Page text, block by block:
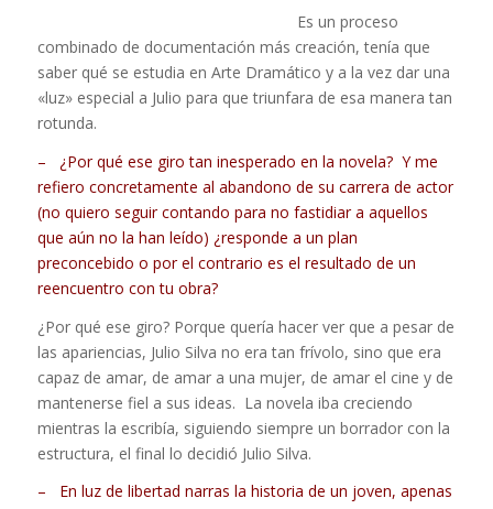
Es un proceso
combinado de documentación más creación, tenía que
saber qué se estudia en Arte Dramático y a la vez dar una
«luz» especial a Julio para que triunfara de esa manera tan
rotunda.
– ¿Por qué ese giro tan inesperado en la novela? Y me
refiero concretamente al abandono de su carrera de actor
(no quiero seguir contando para no fastidiar a aquellos
que aún no la han leído) ¿responde a un plan
preconcebido o por el contrario es el resultado de un
reencuentro con tu obra?
¿Por qué ese giro? Porque quería hacer ver que a pesar de
las apariencias, Julio Silva no era tan frívolo, sino que era
capaz de amar, de amar a una mujer, de amar el cine y de
mantenerse fiel a sus ideas. La novela iba creciendo
mientras la escribía, siguiendo siempre un borrador con la
estructura, el final lo decidió Julio Silva.
– En luz de libertad narras la historia de un joven, apenas